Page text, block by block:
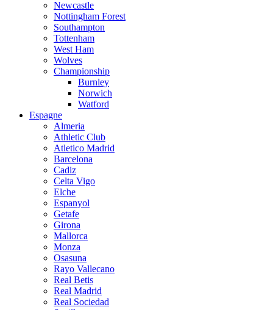
Newcastle
Nottingham Forest
Southampton
Tottenham
West Ham
Wolves
Championship
Burnley
Norwich
Watford
Espagne
Almeria
Athletic Club
Atletico Madrid
Barcelona
Cadiz
Celta Vigo
Elche
Espanyol
Getafe
Girona
Mallorca
Monza
Osasuna
Rayo Vallecano
Real Betis
Real Madrid
Real Sociedad